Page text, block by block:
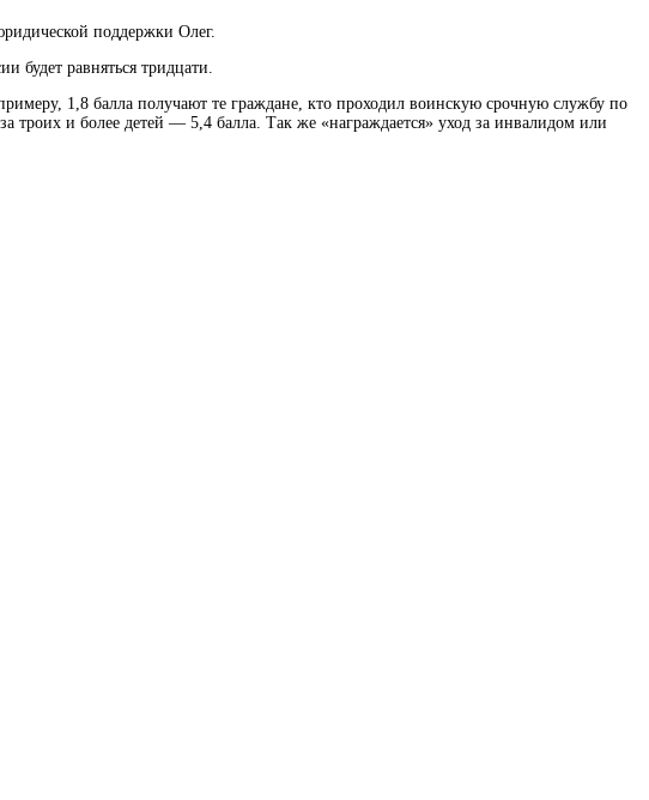
поддержки Олег.
будет равняться тридцати.
1,8 балла получают те граждане, кто проходил воинскую срочную службу по
и более детей — 5,4 балла. Так же «награждается» уход за инвалидом или